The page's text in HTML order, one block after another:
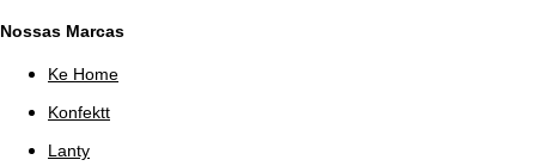
Nossas Marcas
Ke Home
Konfektt
Lanty